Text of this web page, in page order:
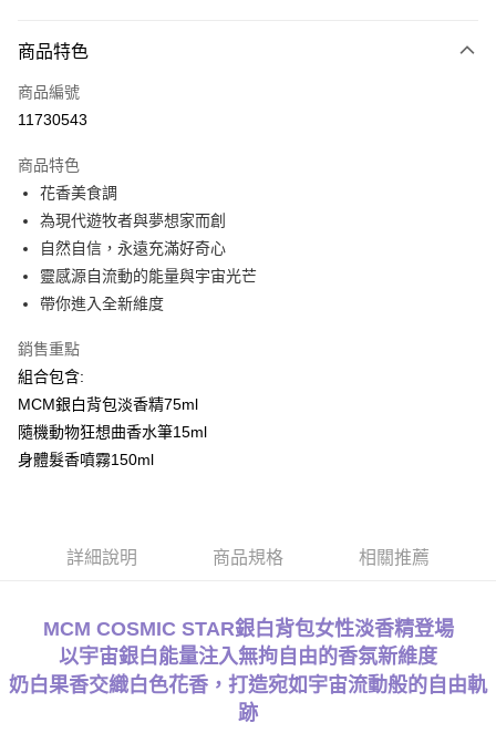
信用卡一次付款
ATM付款
運送方式
付款後全家取貨
每筆NT$80，滿NT$1,000(含以上)免運費
付款後萊爾富取貨
每筆NT$100，滿NT$1,000(含以上)免運費
付款後7-11取貨
每筆NT$80，滿NT$1,000(含以上)免運費
宅配(全站)
每筆NT$80，滿NT$1,000(含以上)免運費
商品特色
商品編號
11730543
商品特色
花香美食調
為現代遊牧者與夢想家而創
自然自信，永遠充滿好奇心
靈感源自流動的能量與宇宙光芒
帶你進入全新維度
銷售重點
組合包含:
MCM銀白背包淡香精75ml
隨機動物狂想曲香水筆15ml
身體髮香噴霧150ml
詳細說明 商品規格 相關推薦
MCM COSMIC STAR銀白背包女性淡香精登場
以宇宙銀白能量注入無拘自由的香氛新維度
奶白果香交織白色花香，打造宛如宇宙流動般的自由軌
跡